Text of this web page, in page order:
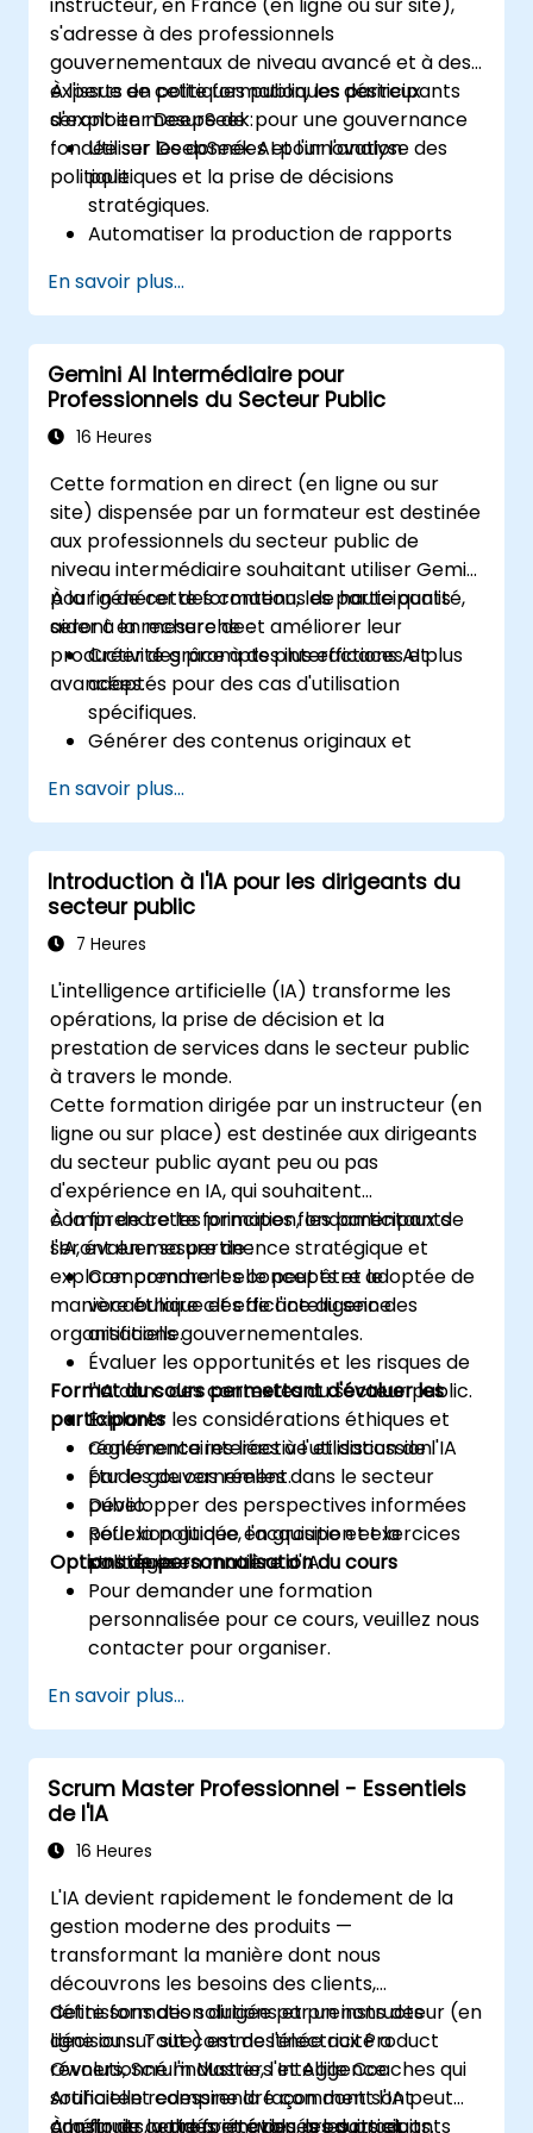
s'adresse à des professionnels
gouvernementaux de niveau avancé et à des
experts en politiques publiques désireux
d'exploiter DeepSeek pour une gouvernance
fondée sur les données et l'innovation
politique.
À l'issue de cette formation, les participants
seront en mesure de :
Utiliser DeepSeek AI pour l'analyse des
politiques et la prise de décisions
stratégiques.
Automatiser la production de rapports
transparence des données.
Appliquer des insights pilotés par l'IA pour
innover dans le secteur public.
Améliorer l'engagement des citoyens
grâce à des solutions alimentées par
l'intelligence artificielle.
En savoir plus...
Gemini AI Intermédiaire pour
Professionnels du Secteur Public
16 Heures
Cette formation en direct (en ligne ou sur
site) dispensée par un formateur est destinée
aux professionnels du secteur public de
niveau intermédiaire souhaitant utiliser Gemini
pour générer des contenus de haute qualité,
aider à la recherche et améliorer leur
productivité grâce à des interactions AI plus
avancées.
À la fin de cette formation, les participants
seront en mesure de :
Créer des prompts plus efficaces et
adaptés pour des cas d'utilisation
spécifiques.
Générer des contenus originaux et
Résumer et comparer avec précision des
informations complexes.
Utiliser Gemini pour la génération d'idées,
le planification et l'organisation efficaces
des concepts.
En savoir plus...
Introduction à l'IA pour les dirigeants du
secteur public
7 Heures
L'intelligence artificielle (IA) transforme les
opérations, la prise de décision et la
prestation de services dans le secteur public
à travers le monde.
Cette formation dirigée par un instructeur (en
ligne ou sur place) est destinée aux dirigeants
du secteur public ayant peu ou pas
d'expérience en IA, qui souhaitent
comprendre les principes fondamentaux de
l'IA, évaluer sa pertinence stratégique et
explorer comment elle peut être adoptée de
manière éthique et efficace au sein des
organisations gouvernementales.
À la fin de cette formation, les participants
seront en mesure de :
Comprendre les concepts et le
vocabulaire clés de l'intelligence
artificielle.
Évaluer les opportunités et les risques de
l'IA dans des contextes du secteur public.
Explorer les considérations éthiques et
réglementaires liées à l'utilisation de l'IA
par le gouvernement.
Développer des perspectives informées
pour la politique, l'acquisition et la
stratégie en matière d'IA.
Format du cours permettant d'évaluer les
participants
Conférence interactive et discussion.
Études de cas réelles dans le secteur
public.
Réflexion guidée en groupe et exercices
politiques.
Options de personnalisation du cours
Pour demander une formation
personnalisée pour ce cours, veuillez nous
contacter pour organiser.
En savoir plus...
Scrum Master Professionnel - Essentiels
de l'IA
16 Heures
L'IA devient rapidement le fondement de la
gestion moderne des produits —
transformant la manière dont nous
découvrons les besoins des clients,
définissons des solutions et prenons des
décisions. Tout comme l'électricité a
révolutionné l'industrie, l'Intelligence
Artificielle redessine la façon dont sont
construits, validés et évolués les produits.
Cette formation dirigée par un instructeur (en
ligne ou sur site) est destinée aux Product
Owners, Scrum Masters et Agile Coaches qui
souhaitent comprendre comment l'IA peut
améliorer la propriété des produits et
À la fin de cette formation, les participants